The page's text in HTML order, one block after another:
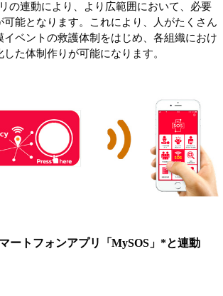
の連動により、より広範囲において、必要
可能となります。これにより、人がたくさん
イベントの救護体制をはじめ、各組織におけ
た体制作りが可能になります。
ートフォンアプリ「MySOS」*と連動